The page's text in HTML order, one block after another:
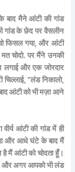
बाद मैने आंटी की गांड
गांड के छेद पर वैसलीन
फिसल गया, और आंटी
चोदो. पर मैंने उनकी
और एक जोरदार
“लंड निकालो,
आंटी को भी मज़ा आने
आंटी की गांड में ही
और आधे घंटे के बाद मैं
मैं आंटी को चोदता हूँ।
और अगर आपको भी लंड